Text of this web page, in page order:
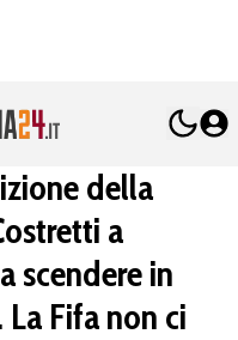
della
a
scendere in
Fifa non ci